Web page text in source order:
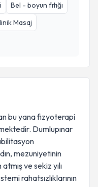
Bel - boyun fıtığı
Masaj
bu yana fizyoterapi
Dumlupınar
mezuniyetinin
ve sekiz yılı
rahatsızlıklarının